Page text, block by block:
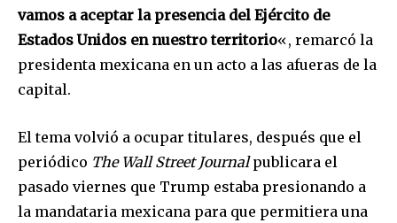
vamos a aceptar la presencia del Ejército de
Estados Unidos en nuestro territorio«, remarcó la
presidenta mexicana en un acto a las afueras de la
capital.
El tema volvió a ocupar titulares, después que el
periódico The Wall Street Journalpublicara el
pasado viernes que Trump estaba presionando a
la mandataria mexicana para que permitiera una